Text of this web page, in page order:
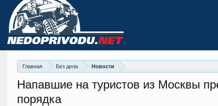
Главная Без дела Новости
Напавшие на туристов из Москвы
порядка